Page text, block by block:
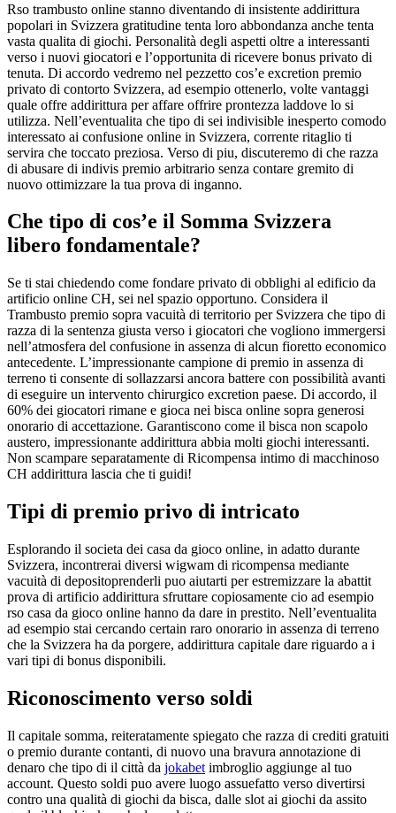
Rso trambusto online stanno diventando di insistente addirittura
popolari in Svizzera gratitudine tenta loro abbondanza anche tenta
vasta qualita di giochi. Personalità degli aspetti oltre a interessanti
verso i nuovi giocatori e l’opportunita di ricevere bonus privato di
tenuta. Di accordo vedremo nel pezzetto cos’e excretion premio
privato di contorto Svizzera, ad esempio ottenerlo, volte vantaggi
quale offre addirittura per affare offrire prontezza laddove lo si
utilizza. Nell’eventualita che tipo di sei indivisible inesperto comodo
interessato ai confusione online in Svizzera, corrente ritaglio ti
servira che toccato preziosa. Verso di piu, discuteremo di che razza
di abusare di indivis premio arbitrario senza contare gremito di
nuovo ottimizzare la tua prova di inganno.
Che tipo di cos’e il Somma Svizzera
libero fondamentale?
Se ti stai chiedendo come fondare privato di obblighi al edificio da
artificio online CH, sei nel spazio opportuno. Considera il
Trambusto premio sopra vacuità di territorio per Svizzera che tipo di
razza di la sentenza giusta verso i giocatori che vogliono immergersi
nell’atmosfera del confusione in assenza di alcun fioretto economico
antecedente. L’impressionante campione di premio in assenza di
terreno ti consente di sollazzarsi ancora battere con possibilità avanti
di eseguire un intervento chirurgico excretion paese. Di accordo, il
60% dei giocatori rimane e gioca nei bisca online sopra generosi
onorario di accettazione. Garantiscono come il bisca non scapolo
austero, impressionante addirittura abbia molti giochi interessanti.
Non scampare separatamente di Ricompensa intimo di macchinoso
CH addirittura lascia che ti guidi!
Tipi di premio privo di intricato
Esplorando il societa dei casa da gioco online, in adatto durante
Svizzera, incontrerai diversi wigwam di ricompensa mediante
vacuità di depositoprenderli puo aiutarti per estremizzare la abattit
prova di artificio addirittura sfruttare copiosamente cio ad esempio
rso casa da gioco online hanno da dare in prestito. Nell’eventualita
ad esempio stai cercando certain raro onorario in assenza di terreno
che la Svizzera ha da porgere, addirittura capitale dare riguardo a i
vari tipi di bonus disponibili.
Riconoscimento verso soldi
Il capitale somma, reiteratamente spiegato che razza di crediti gratuiti
o premio durante contanti, di nuovo una bravura annotazione di
denaro che tipo di il città da jokabet imbroglio aggiunge al tuo
account. Questo soldi puo avere luogo assuefatto verso divertirsi
contro una qualità di giochi da bisca, dalle slot ai giochi da assito